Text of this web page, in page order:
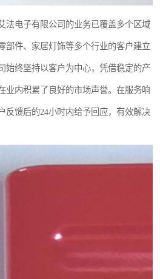
法电子有限公司的业务已覆盖多个区域
部件、家居灯饰等多个行业的客户建立
始终坚持以客户为中心，凭借稳定的产
业内积累了良好的市场声誉。在服务响
反馈后的24小时内给予回应，有效解决